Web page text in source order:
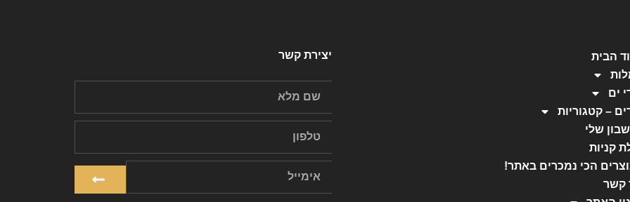
הבית
ים
– קטגוריות
שלי
קניות
הכי נמכרים באתר!
קשר
יצירת קשר